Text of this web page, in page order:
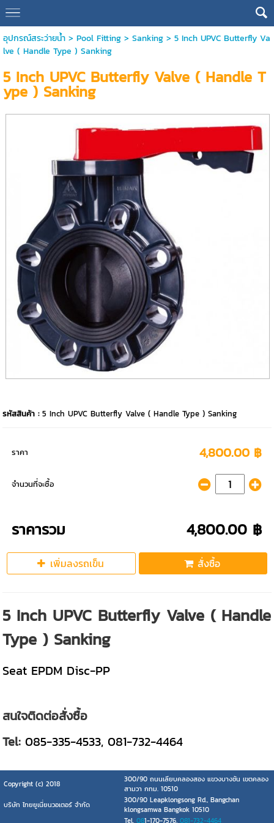
อุปกรณ์สระว่ายน้ำ> Pool Fitting> Sanking> 5 Inch UPVC Butterfly Va
lve ( Handle Type ) Sanking
5 Inch UPVC Butterfly Valve ( Handle T
ype ) Sanking
รหัสสินค้า :5 Inch UPVC Butterfly Valve ( Handle Type ) Sanking
ราคา 4,800.00 ฿
จำนวนที่จะซื้อ
ราคารวม 4,800.00 ฿
เพิ่มลงรถเข็น สั่งซื้อ
5 Inch UPVC Butterfly Valve ( Handle
Type ) Sanking
Seat EPDM Disc-PP
สนใจติดต่อสั่งซื้อ
Tel: 085-335-4533, 081-732-4464
Copyright (c) 2018
300/90 ถนนเลียบคลองสอง แขวงบางชัน เขตคลอง
สามวา กทม. 10510
บริษัท ไทยยูเนี่ยนวอเตอร์ จำกัด
300/90 Leapklongsong Rd., Bangchan
klongsamwa Bangkok 10510
Tel. 081-170-7576, 081-732-4464